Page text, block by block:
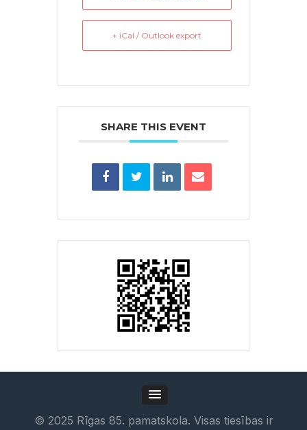
+ iCal / Outlook export
SHARE THIS EVENT
© 2025 Rīgas 85. pamatskola. Visas tiesības ir